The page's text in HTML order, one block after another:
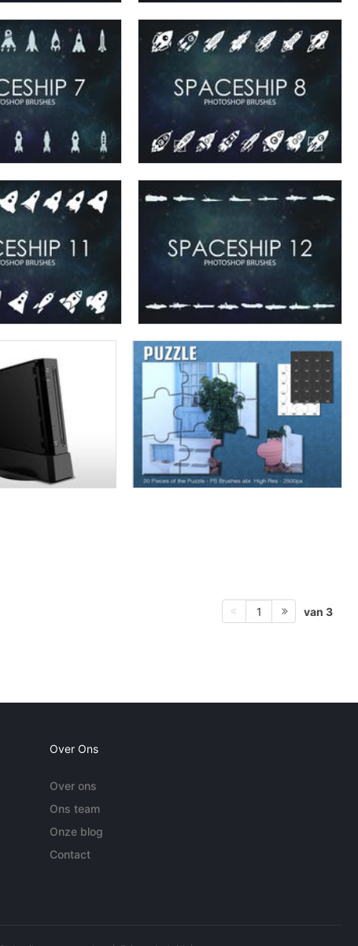
1 van 3
Over Ons
Over ons
Ons team
Onze blog
Contact